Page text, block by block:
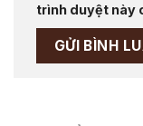
trình duyệt này